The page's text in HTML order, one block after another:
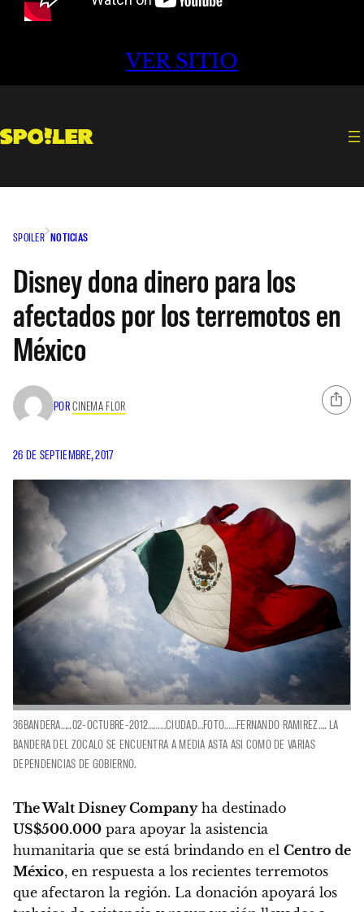
VER SITIO
SPOILER NOTICIAS
Disney dona dinero para los
afectados por los terremotos en
México
PORCINEMA FLOR
26 DE SEPTIEMBRE, 2017
36BANDERA…..02-OCTUBRE-2012………CIUDAD…FOTO……FERNANDO RAMIREZ…. LA
BANDERA DEL ZOCALO SE ENCUENTRA A MEDIA ASTA ASI COMO DE VARIAS
DEPENDENCIAS DE GOBIERNO.
The Walt Disney Companyha destinado
US$500.000 para apoyar la asistencia
humanitaria que se está brindando en el Centro de
México, en respuesta a los recientes terremotos
que afectaron la región. La donación apoyará los